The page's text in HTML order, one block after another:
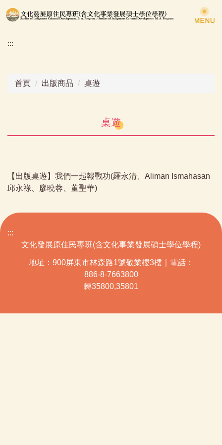
跳
到
要
:::
首頁 出版商品 桌遊
桌遊
【出版桌遊】我們一起報戰功(羅永清、Aliman Ismahasan
邱永祿、廖曉蓉、董聖華)
:::
文化發展原住民專班(含文化事業發展碩士學位學程)
地址：900屏東市林森路1號敬業樓3樓｜電話：
886-8-7663800
轉35800,35801